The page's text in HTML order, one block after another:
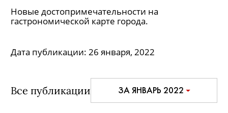
Новые достопримечательности на
гастрономической карте города.
Дата публикации: 26 января, 2022
Все публикации ЗА ЯНВАРЬ 2022